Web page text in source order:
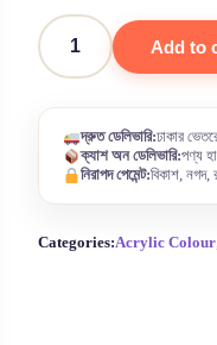
Mont
Marte
colour
Paint
36ml
x
MSCH1836
Add to
দ্রুত ডেলিভারি:ঢাকার
ক্যাশ অন ডেলিভারি:পণ্য
নিরাপদ পেমেন্ট:বিকাশ, নগদ,
Categories:Acrylic Colour